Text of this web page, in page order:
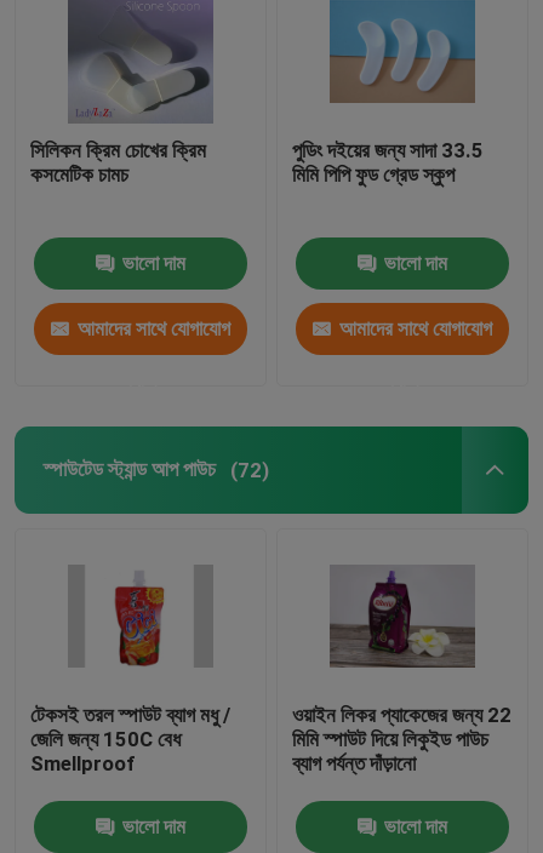
সিলিকন ক্রিম চোখের ক্রিম
কসমেটিক চামচ
ভালো দাম
আমাদের সাথে যোগাযোগ
পুডিং দইয়ের জন্য সাদা 33.5
মিমি পিপি ফুড গ্রেড স্কুপ
ভালো দাম
আমাদের সাথে যোগাযোগ
স্পাউটেড স্ট্যান্ড আপ পাউচ (72)
টেকসই তরল স্পাউট ব্যাগ মধু /
জেলি জন্য 150C বেধ
Smellproof
ভালো দাম
ওয়াইন লিকর প্যাকেজের জন্য 22
মিমি স্পাউট দিয়ে লিকুইড পাউচ
ব্যাগ পর্যন্ত দাঁড়ানো
ভালো দাম